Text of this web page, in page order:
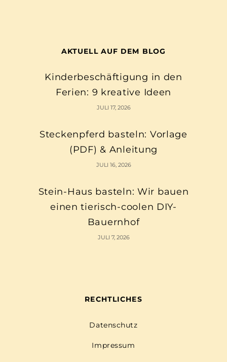
AKTUELL AUF DEM BLOG
Kinderbeschäftigung in den
Ferien: 9 kreative Ideen
JULI 17, 2026
Steckenpferd basteln: Vorlage
(PDF) & Anleitung
JULI 16, 2026
Stein-Haus basteln: Wir bauen
einen tierisch-coolen DIY-
Bauernhof
JULI 7, 2026
RECHTLICHES
Datenschutz
Impressum